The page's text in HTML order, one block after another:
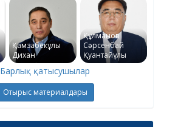
Қамзабекұлы
Дихан
Құлманов
Сәрсенбай
Қуантайұлы
Барлық қатысушылар
Отырыс материалдары